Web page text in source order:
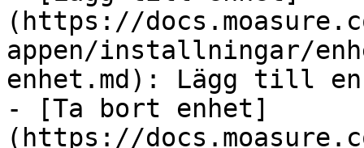
(https://
appen/installningar/
enhet.md): Lägg till en
- [Ta bort enhet]
(https://